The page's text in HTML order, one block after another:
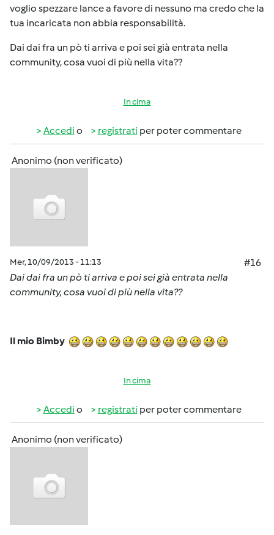
voglio spezzare lance a favore di nessuno ma credo che la
tua incaricata non abbia responsabilità.
Dai dai fra un pò ti arriva e poi sei già entrata nella
community, cosa vuoi di più nella vita??
In cima
Accedi o registrati per poter commentare
Anonimo (non verificato)
Mer, 10/09/2013 - 11:13
#16
Dai dai fra un pò ti arriva e poi sei già entrata nella
community, cosa vuoi di più nella vita??
Il mio Bimby
In cima
Accedi o registrati per poter commentare
Anonimo (non verificato)